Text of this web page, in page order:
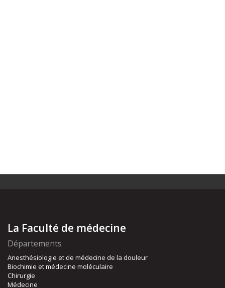
La Faculté de médecine
Départements
Anesthésiologie et de médecine de la douleur
Biochimie et médecine moléculaire
Chirurgie
Médecine